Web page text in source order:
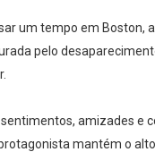
um tempo em Boston,
pelo
amizades e
mantém o